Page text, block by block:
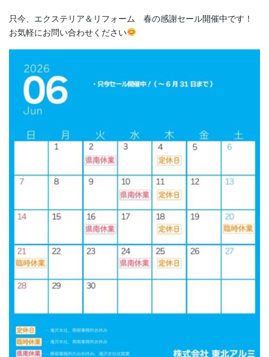
只今、エクステリア＆リフォーム 春の感謝セール開催中です！
お気軽にお問い合わせください